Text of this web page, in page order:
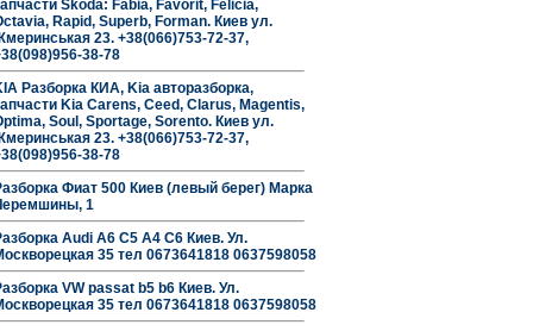
Skoda: Fabia, Favorit, Felicia,
Rapid, Superb, Forman. Киев ул.
23. +38(066)753-72-37,
38-78
Разборка КИА, Kia авторазборка,
Kia Carens, Ceed, Clarus, Magentis,
Soul, Sportage, Sorento. Киев ул.
23. +38(066)753-72-37,
38-78
Фиат 500 Киев (левый берег) Марка
1
Audi A6 C5 A4 C6 Киев. Ул.
35 тел 0673641818 0637598058
VW passat b5 b6 Киев. Ул.
35 тел 0673641818 0637598058